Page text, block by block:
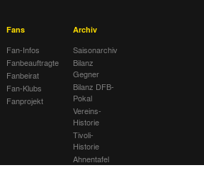
Fans
Fan-Infos
Fanbeauftragte
Fanbeirat
Fan-Klubs
Fanprojekt
Archiv
Saisonarchiv
Bilanz
Gegner
Bilanz DFB-
Pokal
Vereins-
Historie
Tivoli-
Historie
Ahnentafel